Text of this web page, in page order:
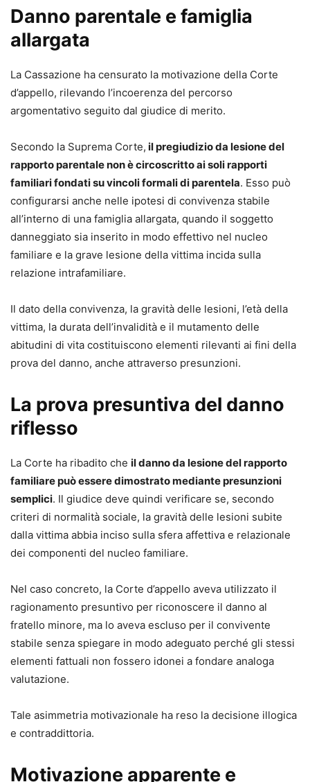
- Aggiornamento online per 12 mesi, per mantenere
sempre allineati i modelli alle evoluzioni giurisprudenziali
e alle eventuali ulteriori novità normative.
Acquista subito il formulario per avere a disposizione
modelli completi, personalizzabili e già sperimentati in
giudizio, aggiornati alle ultime riforme: uno strumento
e conformi al nuovo quadro normativo, senza rischiare di
lavorare su schemi superati.
Danno parentale e famiglia
allargata
La Cassazione ha censurato la motivazione della Corte
d’appello, rilevando l’incoerenza del percorso
argomentativo seguito dal giudice di merito.
Secondo la Suprema Corte, il pregiudizio da lesione del
rapporto parentale non è circoscritto ai soli rapporti
familiari fondati su vincoli formali di parentela. Esso può
configurarsi anche nelle ipotesi di convivenza stabile
all’interno di una famiglia allargata, quando il soggetto
danneggiato sia inserito in modo effettivo nel nucleo
familiare e la grave lesione della vittima incida sulla
relazione intrafamiliare.
Il dato della convivenza, la gravità delle lesioni, l’età della
vittima, la durata dell’invalidità e il mutamento delle
abitudini di vita costituiscono elementi rilevanti ai fini della
prova del danno, anche attraverso presunzioni.
La prova presuntiva del danno
riflesso
La Corte ha ribadito che il danno da lesione del rapporto
familiare può essere dimostrato mediante presunzioni
semplici. Il giudice deve quindi verificare se, secondo
criteri di normalità sociale, la gravità delle lesioni subite
dalla vittima abbia inciso sulla sfera affettiva e relazionale
dei componenti del nucleo familiare.
Nel caso concreto, la Corte d’appello aveva utilizzato il
ragionamento presuntivo per riconoscere il danno al
fratello minore, ma lo aveva escluso per il convivente
stabile senza spiegare in modo adeguato perché gli stessi
elementi fattuali non fossero idonei a fondare analoga
valutazione.
Tale asimmetria motivazionale ha reso la decisione illogica
e contraddittoria.
Motivazione apparente e